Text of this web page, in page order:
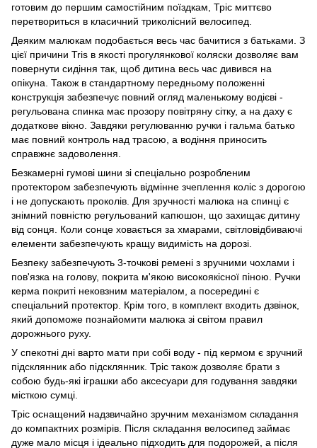
готовим до першим самостійним поїздкам, Тріс миттєво
перетвориться в класичний триколісний велосипед.
Деяким малюкам подобається весь час бачитися з батьками. З
цієї причини Tris в якості прогулянкової коляски дозволяє вам
повернути сидіння так, щоб дитина весь час дивився на
опікуна. Також в стандартному передньому положенні
конструкція забезпечує повний огляд маленькому водієві -
регульована спинка має прозору повітряну сітку, а на даху є
додаткове вікно. Завдяки регулюванню ручки і гальма батько
має повний контроль над трасою, а водіння приносить
справжнє задоволення.
Безкамерні гумові шини зі спеціально розробленим
протектором забезпечують відмінне зчеплення коліс з дорогою
і не допускають проколів. Для зручності малюка на спинці є
знімний повністю регульований капюшон, що захищає дитину
від сонця. Коли сонце ховається за хмарами, світловідбиваючі
елементи забезпечують кращу видимість на дорозі.
Безпеку забезпечують 3-точкові ремені з зручними чохлами і
пов'язка на голову, покрита м'якою високоякісної піною. Ручки
керма покриті нековзним матеріалом, а посередині є
спеціальний протектор. Крім того, в комплект входить дзвінок,
який допоможе познайомити малюка зі світом правил
дорожнього руху.
У спекотні дні варто мати при собі воду - під кермом є зручний
підсклянник або підсклянник. Тріс також дозволяє брати з
собою будь-які іграшки або аксесуари для годування завдяки
місткою сумці.
Тріс оснащений надзвичайно зручним механізмом складання
до компактних розмірів. Після складання велосипед займає
дуже мало місця і ідеально підходить для подорожей, а після